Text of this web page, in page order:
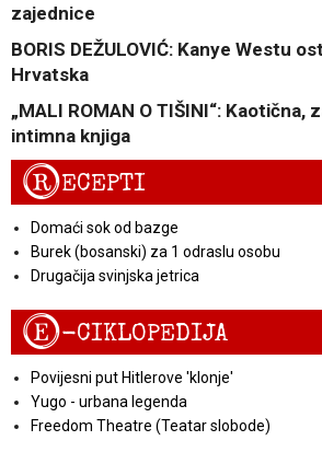
zajednice
BORIS DEŽULOVIĆ: Kanye Westu
Hrvatska
„MALI ROMAN O TIŠINI“: Kaotična,
intimna knjiga
RECEPTI
Domaći sok od bazge
Burek (bosanski) za 1 odraslu osobu
Drugačija svinjska jetrica
E-CIKLOPEDIJA
Povijesni put Hitlerove 'klonje'
Yugo - urbana legenda
Freedom Theatre (Teatar slobode)